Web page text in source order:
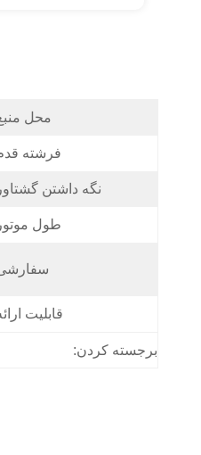
محل
فرشته
نگه داشتن
طول
قابلیت
برجسته کردن: